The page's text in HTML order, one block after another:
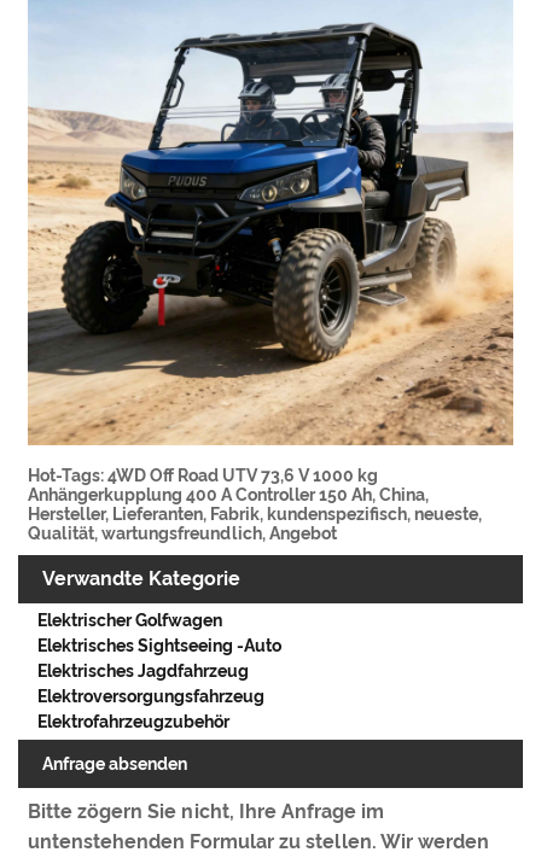
Hot-Tags: 4WD Off Road UTV 73,6 V 1000 kg
Anhängerkupplung 400 A Controller 150 Ah, China,
Hersteller, Lieferanten, Fabrik, kundenspezifisch, neueste,
Qualität, wartungsfreundlich, Angebot
Verwandte Kategorie
Elektrischer Golfwagen
Elektrisches Sightseeing -Auto
Elektrisches Jagdfahrzeug
Elektroversorgungsfahrzeug
Elektrofahrzeugzubehör
Anfrage absenden
Bitte zögern Sie nicht, Ihre Anfrage im
untenstehenden Formular zu stellen. Wir werden